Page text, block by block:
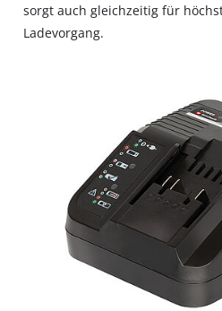
sorgt auch gleichzeitig für
Ladevorgang.